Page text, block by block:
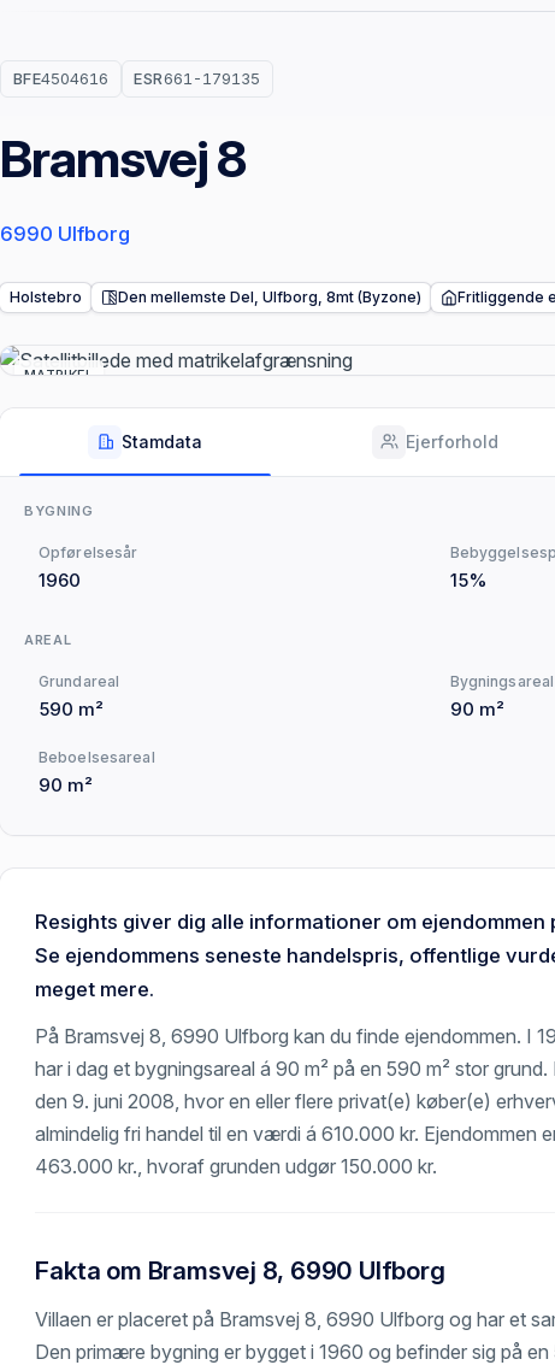
BFE4504616 ESR661-179135
Bramsvej 8
6990 Ulfborg
Holstebro Den mellemste Del, Ulfborg, 8mt (Byzone) Fritliggende
MATRIKEL
Stamdata Ejerforhold
BYGNING
Opførelsesår
1960 15%
AREAL
Grundareal
590 m²
Bygningsareal
90 m²
Beboelsesareal
90 m²
Resights giver dig alle informationer om
Se ejendommens seneste handelspris, offentlige
meget mere.
På Bramsvej 8, 6990 Ulfborg kan du finde ejendommen. I
har i dag et bygningsareal á 90 m² på en 590 m² stor
den 9. juni 2008, hvor en eller flere privat(e) køber(e)
almindelig fri handel til en værdi á 610.000 kr. Ejendommen
463.000 kr., hvoraf grunden udgør 150.000 kr.
Fakta om Bramsvej 8, 6990 Ulfborg
Villaen er placeret på Bramsvej 8, 6990 Ulfborg og har et
Den primære bygning er bygget i 1960 og befinder sig på